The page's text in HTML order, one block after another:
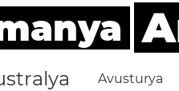
Avusturya